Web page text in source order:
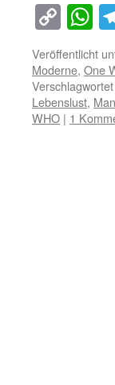
Copy
Link
Veröffentlicht
Moderne, One
Lebenslust,
WHO | 1